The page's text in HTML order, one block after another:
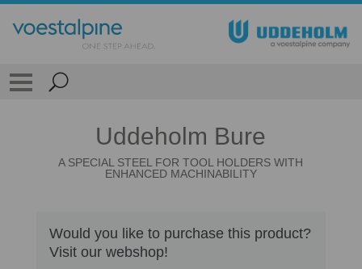
Uddeholm Bure
A SPECIAL STEEL FOR TOOL HOLDERS WITH
ENHANCED MACHINABILITY
Would you like to purchase this product?
Visit our webshop!